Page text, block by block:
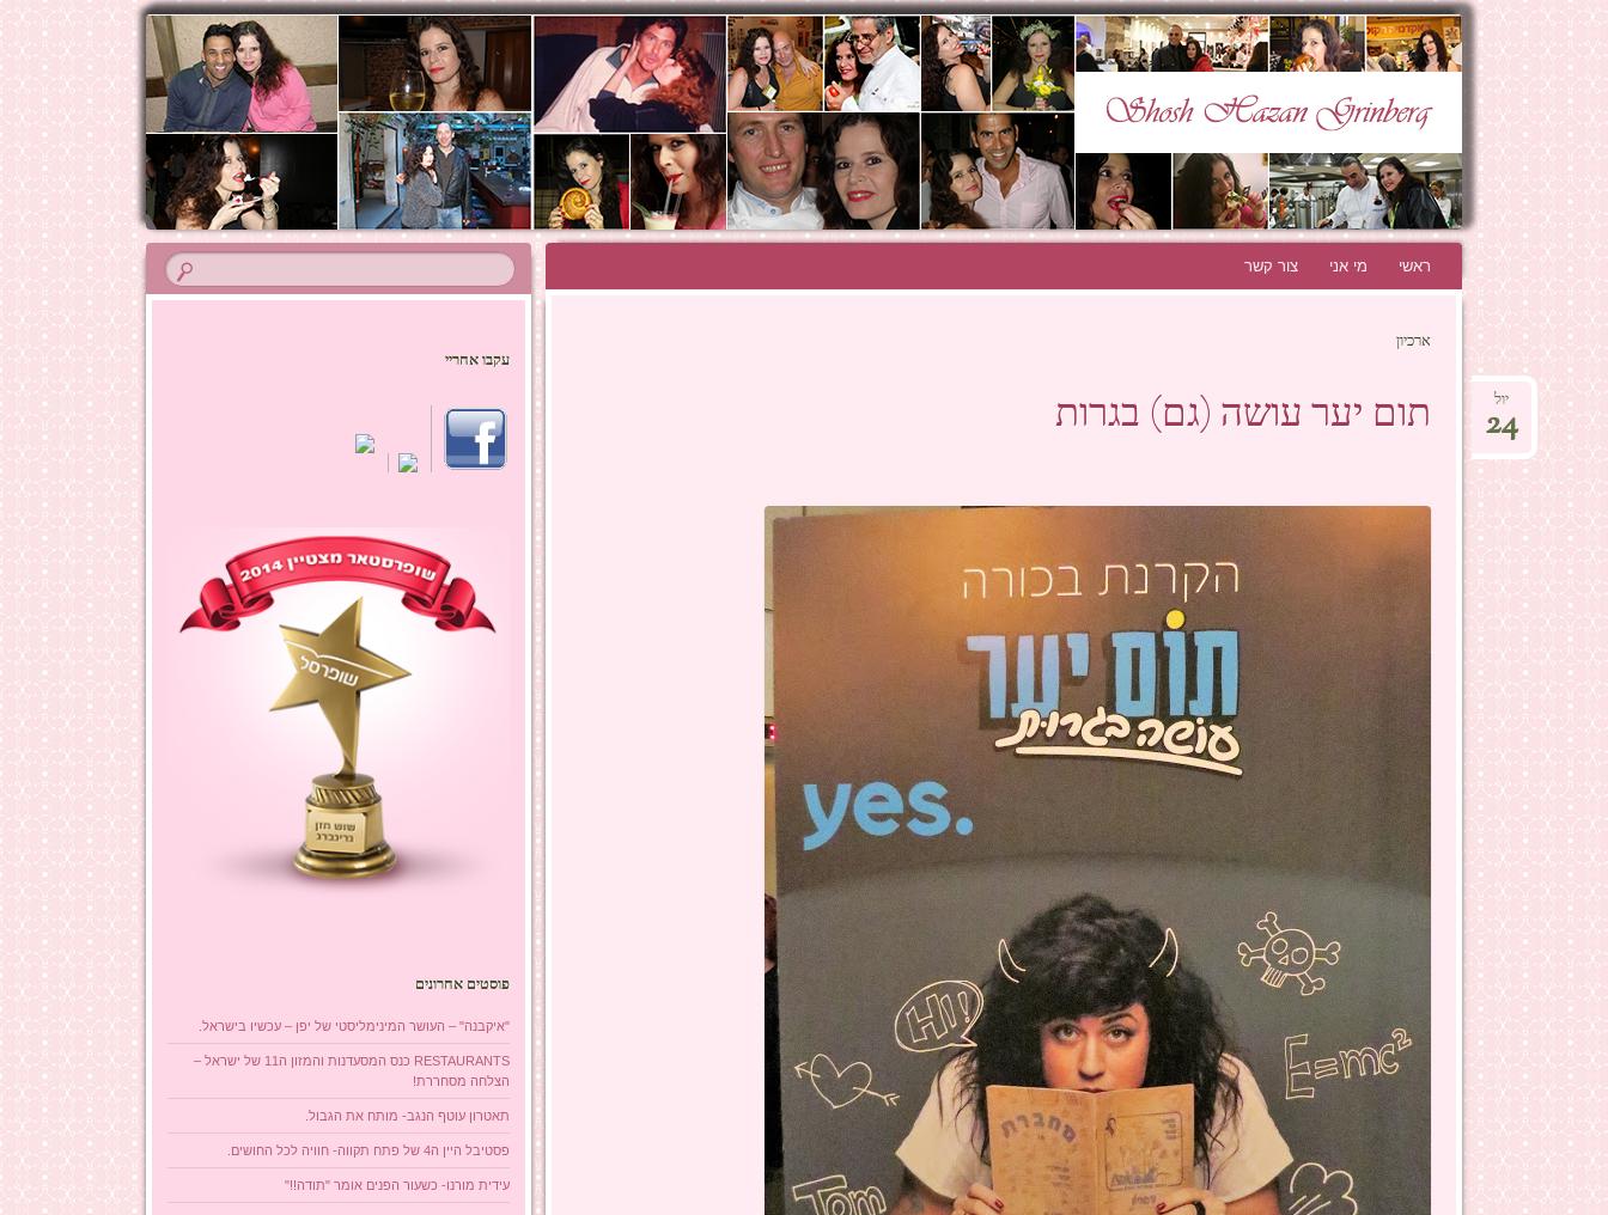
SHOSH HAZAN GRINBERG
THE BEST BLOG EVER!
לדלג לתוכן
ראשי מי אני צור קשר
ארכיון
תום יער עושה (גם) בגרות יול
24
עקבו אחריי
פוסטים אחרונים
"איקבנה" – העושר המינימליסטי של יפן – עכשיו בישראל.
RESTAURANTS כנס המסעדנות והמזון ה11 של ישראל –
הצלחה מסחררת!
תאטרון עוטף הנגב- מותח את הגבול.
פסטיבל היין ה4 של פתח תקווה- חוויה לכל החושים.
עידית מורנו- כשעור הפנים אומר "תודה!!"